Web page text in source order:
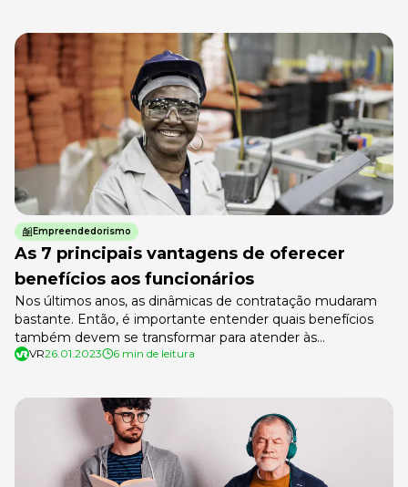
representa um […]
Empreendedorismo
As 7 principais vantagens de oferecer
benefícios aos funcionários
Nos últimos anos, as dinâmicas de contratação mudaram
bastante. Então, é importante entender quais benefícios
também devem se transformar para atender às
necessidades e preferências dos funcionários. Afinal, quais
no modelo de trabalho regido pela Consolidação de Leis […]
VR26.01.2023 6 min de leitura